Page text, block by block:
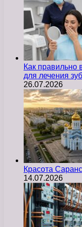
Как правильно
для лечения
26.07.2026
Красота
14.07.2026